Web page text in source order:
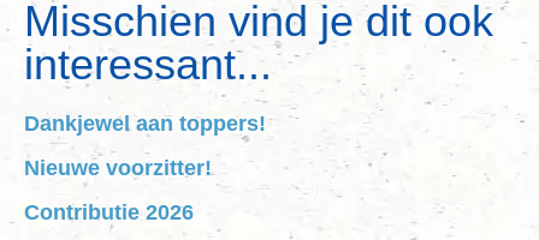
Misschien vind je dit ook
interessant...
Dankjewel aan toppers!
Nieuwe voorzitter!
Contributie 2026